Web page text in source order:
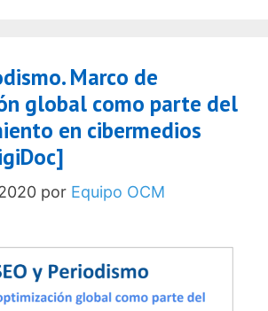
Marco de
global como parte del
en cibermedios
por Equipo OCM